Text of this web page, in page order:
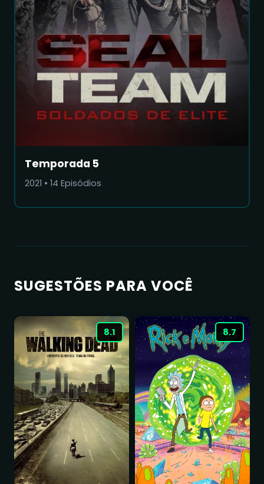
Temporada 5
2021 • 14 Episódios
SUGESTÕES PARA VOCÊ
8.1 8.7